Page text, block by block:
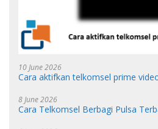
10 June 2026
Cara aktifkan telkomsel prime
8 June 2026
Cara Telkomsel Berbagi Pulsa